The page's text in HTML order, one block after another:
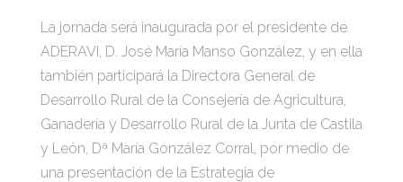
La jornada será inaugurada por el presidente de
ADERAVI, D. José María Manso González, y en ella
también participará la Directora General de
Desarrollo Rural de la Consejería de Agricultura,
Ganadería y Desarrollo Rural de la Junta de Castila
y León, Dª María González Corral, por medio de
una presentación de la Estrategia de